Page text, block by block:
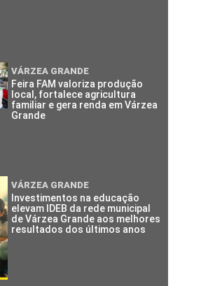
VÁRZEA GRANDE
Feira FAM valoriza produção
local, fortalece agricultura
familiar e gera renda em Várzea
Grande
VÁRZEA GRANDE
Investimentos na educação
elevam IDEB da rede municipal
de Várzea Grande aos melhores
resultados dos últimos anos